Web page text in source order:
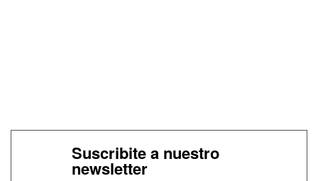
Suscribite a nuestro
newsletter